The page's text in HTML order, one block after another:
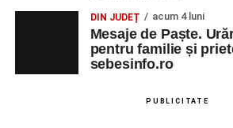
DIN JUDEȚ acum 4 luni
Mesaje de Paște.
pentru familie și
sebesinfo.ro
PUBLICITATE